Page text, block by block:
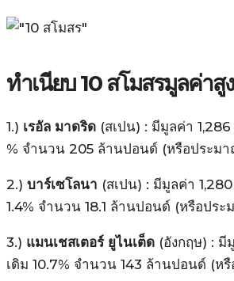
ทำเนียบ 10 สโมสรมูลค่าสู
1.) เรอัล มาดริด (สเปน) : มีมูลค่า
% จำนวน 205 ล้านปอนด์ (หรือประม
2.) บาร์เซโลนา (สเปน) : มีมูลค่า
1.4% จำนวน 18.1 ล้านปอนด์ (หรือปร
3.) แมนเชสเตอร์ ยูไนเต็ด (อังกฤษ) :
เดิม 10.7% จำนวน 143 ล้านปอนด์ (ห